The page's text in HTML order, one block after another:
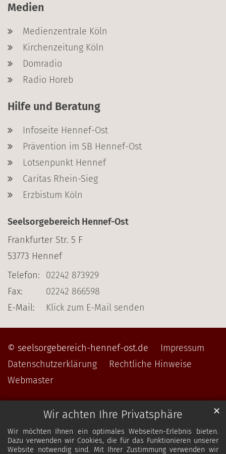
Wir achten Ihre Privatsphäre
Wir möchten Ihnen ein optimales Webseiten-Erlebnis bieten.
Dazu verwenden wir Cookies, die für das Funktionieren unserer
Website notwendig sind. Mit Ihrer Zustimmung verwenden wir
✕
Medien
Medienzentrale Köln
Kirchenzeitung Köln
Domradio
Radio Horeb
Hilfe und Beratung
Infoseite Hennef-Ost
Prävention im SB Hennef-Ost
Lotsenpunkt Hennef
Caritas Rhein-Sieg
Erzbistum Köln
Seelsorgebereich Hennef-Ost
Frankfurter Str. 5 F
53773 Hennef
Telefon:
02242 873929
Fax:
02242 866598
E-Mail:
Klick zum E-Mail senden
© seelsorgebereich-hennef-ost.de
Impressum
Datenschutzerklärung
Rechtliche Hinweise
Webmaster